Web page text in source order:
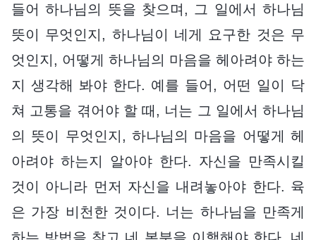
들어 하나님의 뜻을 찾으며, 그 일에서 하나님
뜻이 무엇인지, 하나님이 네게 요구한 것은 무
엇인지, 어떻게 하나님의 마음을 헤아려야 하는
지 생각해 봐야 한다. 예를 들어, 어떤 일이 닥
쳐 고통을 겪어야 할 때, 너는 그 일에서 하나님
의 뜻이 무엇인지, 하나님의 마음을 어떻게 헤
아려야 하는지 알아야 한다. 자신을 만족시킬
것이 아니라 먼저 자신을 내려놓아야 한다. 육
은 가장 비천한 것이다. 너는 하나님을 만족게
하는 방법을 찾고 네 본분을 이행해야 한다. 네